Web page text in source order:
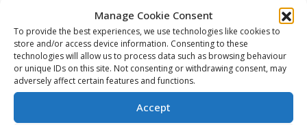
Manage Cookie Consent
To provide the best experiences, we use technologies like cookies to
store and/or access device information. Consenting to these
technologies will allow us to process data such as browsing behaviour
or unique IDs on this site. Not consenting or withdrawing consent, may
adversely affect certain features and functions.
Accept
dépasser les 50 buts cette saison.
Nommé dans la
deuxième équipe d’étoiles de la LCH, Catton est le
troisième patineur de la WHL admissible au
repêchage à avoir dépassé les 115 points depuis 2000
(Connor Bedard – 143 points en 2022-2023; Nic Petan
– 120 points en 2012-2013).
(Spirit de Saginaw / OHL, D)